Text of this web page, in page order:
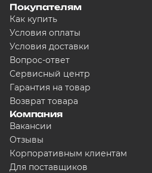
Покупателям
Как купить
Условия оплаты
Условия доставки
Вопрос-ответ
Сервисный центр
Гарантия на товар
Возврат товара
Компания
Вакансии
Отзывы
Корпоративным клиентам
Для поставщиков